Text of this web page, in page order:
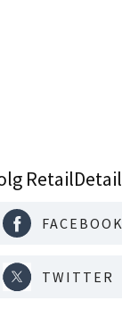
RetailDetail
FACEBOOK
TWITTER